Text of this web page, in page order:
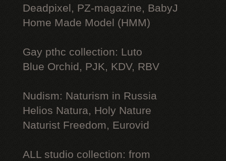
Deadpixel, PZ-magazine, BabyJ
Home Made Model (HMM)
Gay рthс collection: Luto
Blue Orchid, PJK, KDV, RBV
Nudism: Naturism in Russia
Helios Natura, Holy Nature
Naturist Freedom, Eurovid
ALL studio collection: from